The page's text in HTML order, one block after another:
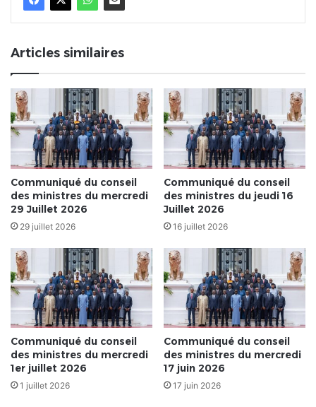
Articles similaires
Communiqué du conseil
des ministres du mercredi
29 Juillet 2026
29 juillet 2026
Communiqué du conseil
des ministres du jeudi 16
Juillet 2026
16 juillet 2026
Communiqué du conseil
des ministres du mercredi
1er juillet 2026
1 juillet 2026
Communiqué du conseil
des ministres du mercredi
17 juin 2026
17 juin 2026